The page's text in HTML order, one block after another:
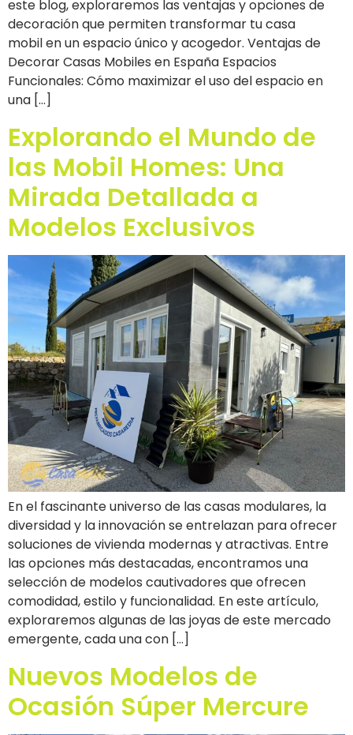
este blog, exploraremos las ventajas y opciones de
decoración que permiten transformar tu casa
mobil en un espacio único y acogedor. Ventajas de
Decorar Casas Mobiles en España Espacios
Funcionales: Cómo maximizar el uso del espacio en
una […]
Explorando el Mundo de
las Mobil Homes: Una
Mirada Detallada a
Modelos Exclusivos
En el fascinante universo de las casas modulares, la
diversidad y la innovación se entrelazan para ofrecer
soluciones de vivienda modernas y atractivas. Entre
las opciones más destacadas, encontramos una
selección de modelos cautivadores que ofrecen
comodidad, estilo y funcionalidad. En este artículo,
exploraremos algunas de las joyas de este mercado
emergente, cada una con […]
Nuevos Modelos de
Ocasión Súper Mercure